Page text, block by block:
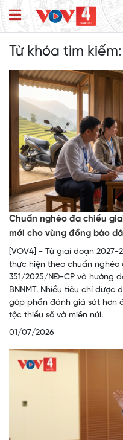
Từ khóa tìm kiếm:
Chuẩn nghèo đa chiều
mới cho vùng đồng bào
[VOV4] - Từ giai đoạn
thực hiện theo chuẩn
351/2025/NĐ-CP và hướng
BNNMT. Nhiều tiêu chí được
góp phần đánh giá sát hơn
tộc thiểu số và miền núi.
01/07/2026